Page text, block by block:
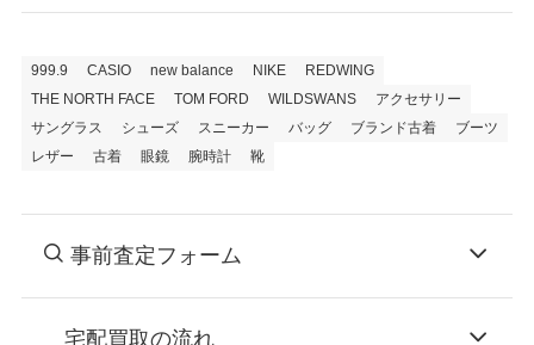
999.9 CASIO new balance NIKE
REDWING
THE NORTH FACE
TOM FORD WILDSWANS
アクセサリー
サングラス
シューズ スニーカー バッグ ブランド古着
ブーツ
レザー
古着 眼鏡 腕時計 靴
事前査定フォーム
宅配買取の流れ